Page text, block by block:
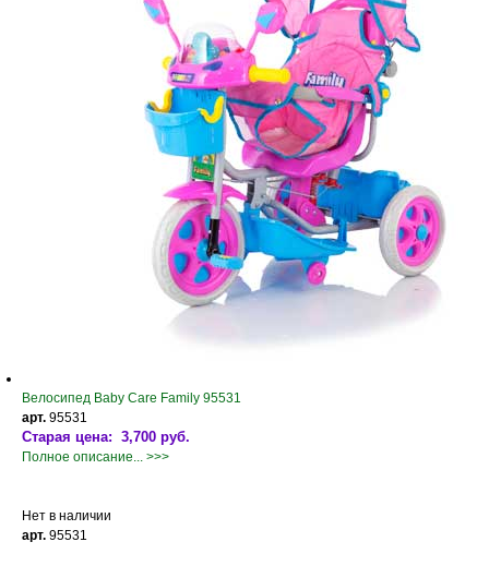
Велосипед Baby Care Family 95531
арт. 95531
Старая цена: 3,700 руб.
Полное описание... >>>
Нет в наличии
арт. 95531